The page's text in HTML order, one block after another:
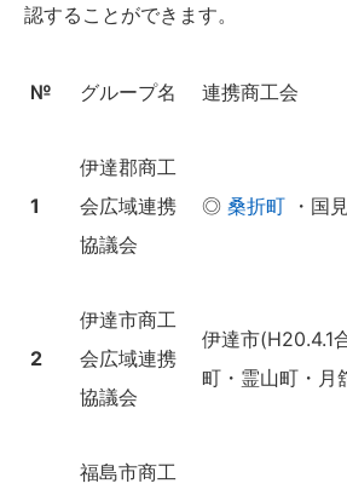
認することができます。
№ グループ名 連携商工会
1
伊達郡商工
会広域連携
協議会
◎ 桑折町 ・国
2
伊達市商工
会広域連携
協議会
伊達市(H20.4.1
町・霊山町・
福島市商工